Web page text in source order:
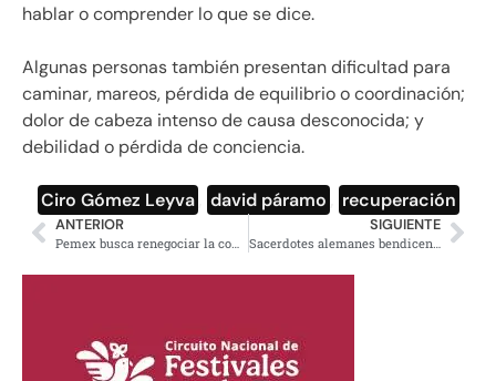
hablar o comprender lo que se dice.
Algunas personas también presentan dificultad para
caminar, mareos, pérdida de equilibrio o coordinación;
dolor de cabeza intenso de causa desconocida; y
debilidad o pérdida de conciencia.
Ciro Gómez Leyva david páramo recuperación
ANTERIOR SIGUIENTE